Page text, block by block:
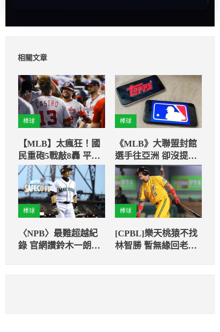
相關文章
棒球
【MLB】太瘋狂！國
民重砲5戰敲8轟 平聯
盟史上第2紀錄
棒球
《MLB》大聯盟封館
選手往亞洲 卻沒提中
職
棒球
〈NPB〉最難超越紀
錄 官網讚鈴木一朗單
棒球
[CPBL]樂天桃猿不找
林智勝 暫無緣回老東